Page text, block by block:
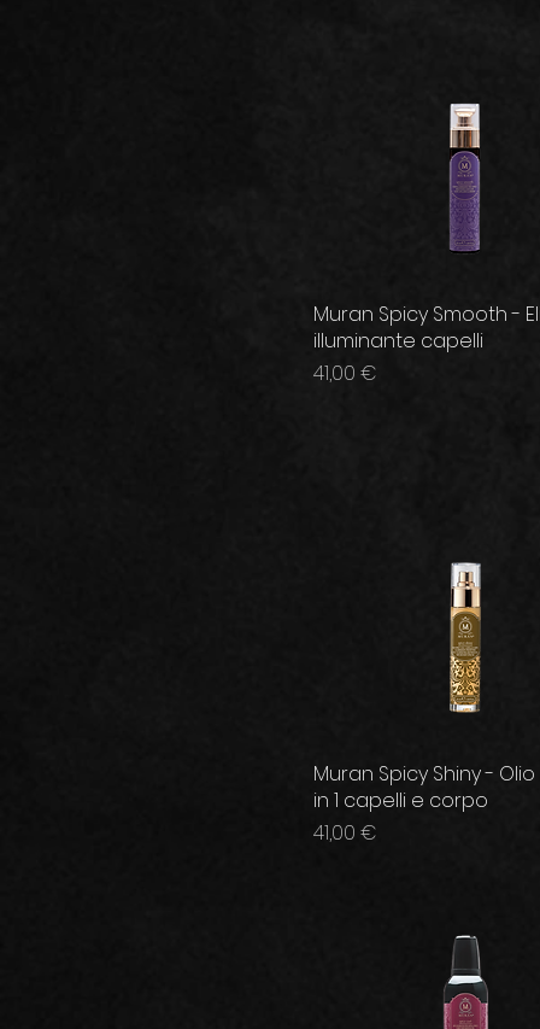
Muran Spicy Smooth -
illuminante capelli
Prezzo
41,00 €
Muran Spicy Shiny -
in 1 capelli e corpo
Prezzo
41,00 €